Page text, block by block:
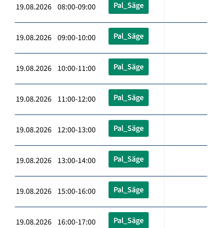
19.08.2026 08:00-09:00 Pal_Säge
19.08.2026 09:00-10:00 Pal_Säge
19.08.2026 10:00-11:00 Pal_Säge
19.08.2026 11:00-12:00 Pal_Säge
19.08.2026 12:00-13:00 Pal_Säge
19.08.2026 13:00-14:00 Pal_Säge
19.08.2026 15:00-16:00 Pal_Säge
19.08.2026 16:00-17:00 Pal_Säge